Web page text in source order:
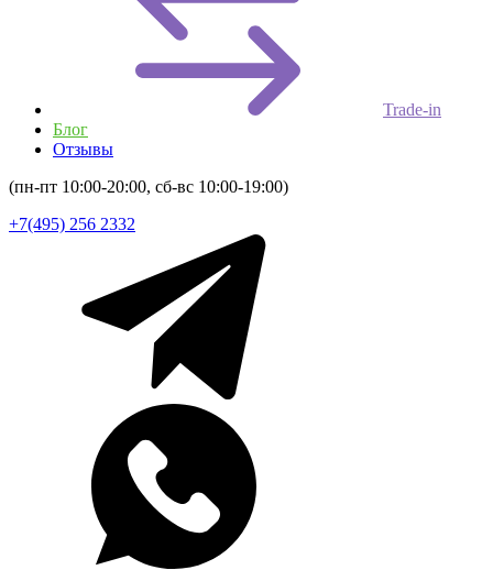
Trade-in
Блог
Отзывы
(пн-пт 10:00-20:00, сб-вс 10:00-19:00)
+7(495) 256 2332